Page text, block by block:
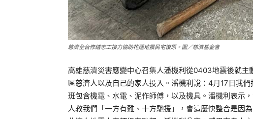
慈濟全台修繕志工接力協助花蓮地震民宅復原。圖／慈濟基金會
高雄慈濟災害應變中心召集人潘機利從0403地震後就
區慈濟人以及自己的家人投入。潘機利說：4月17日我
班包含機電、水電、泥作師傅，以及機具。潘機利表示
人教我們「一方有難、十方馳援」，會這麼快整合是因